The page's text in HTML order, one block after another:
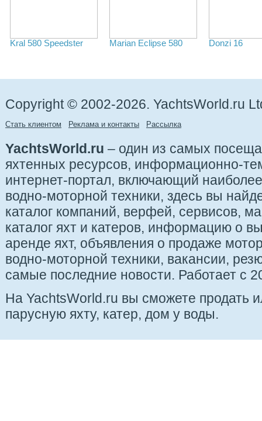
Kral 580 Speedster Marian Eclipse 580 Donzi 16
Copyright © 2002-2026. YachtsWorld.ru
Стать клиентом Реклама и контакты Рассылка
YachtsWorld.ru – один из самых
яхтенных ресурсов, информационно-
интернет-портал, включающий
водно-моторной техники, здесь вы
каталог компаний, верфей, сервисов,
каталог яхт и катеров, информацию о
аренде яхт, объявления о продаже
водно-моторной техники, вакансии,
самые последние новости. Работает с
На YachtsWorld.ru вы сможете продать
парусную яхту, катер, дом у воды.